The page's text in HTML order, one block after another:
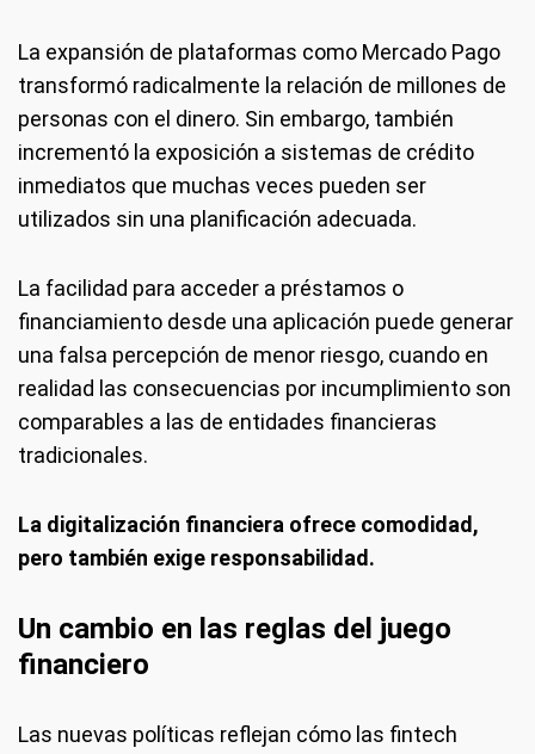
La expansión de plataformas como Mercado Pago
transformó radicalmente la relación de millones de
personas con el dinero. Sin embargo, también
incrementó la exposición a sistemas de crédito
inmediatos que muchas veces pueden ser
utilizados sin una planificación adecuada.
La facilidad para acceder a préstamos o
financiamiento desde una aplicación puede generar
una falsa percepción de menor riesgo, cuando en
realidad las consecuencias por incumplimiento son
comparables a las de entidades financieras
tradicionales.
La digitalización financiera ofrece comodidad,
pero también exige responsabilidad.
Un cambio en las reglas del juego
financiero
Las nuevas políticas reflejan cómo las fintech